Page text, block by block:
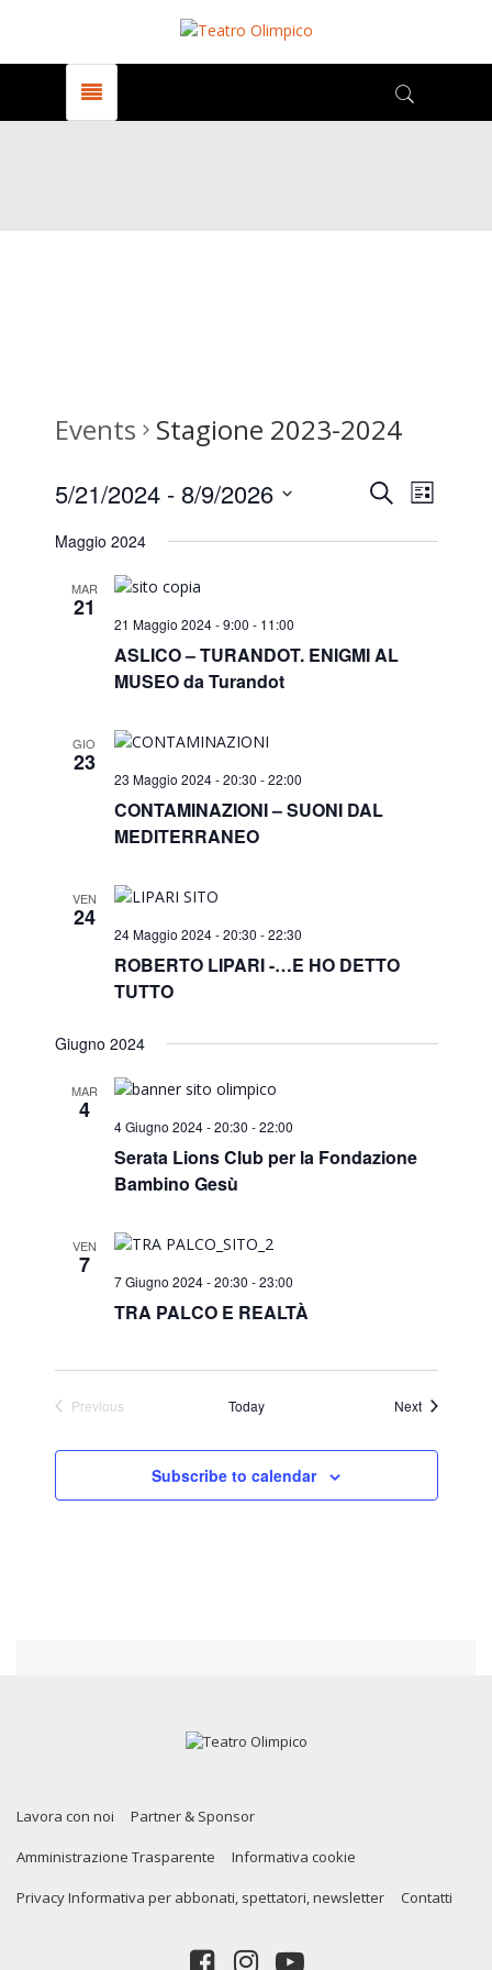
Events Stagione 2023-2024
Events
Search
Views
Search
Elenco
5/21/2024 - 8/9/2026
date.
Maggio 2024
MAR
21
21 Maggio 2024 - 9:00 - 11:00
ASLICO – TURANDOT. ENIGMI AL
MUSEO da Turandot
GIO
23
23 Maggio 2024 - 20:30 -22:00
CONTAMINAZIONI – SUONI DAL
MEDITERRANEO
VEN
24
24 Maggio 2024 - 20:30 -22:30
ROBERTO LIPARI -…E HO DETTO
TUTTO
Giugno 2024
MAR
4
4 Giugno 2024 - 20:30 -22:00
Serata Lions Club per la Fondazione
Bambino Gesù
VEN
7
7 Giugno 2024 - 20:30 -23:00
TRA PALCO E REALTÀ
Previous
Today NextEvents
Subscribe to calendar
Lavora con noi Partner & Sponsor
Amministrazione Trasparente Informativa cookie
Privacy Informativa per abbonati, spettatori, newsletter Contatti